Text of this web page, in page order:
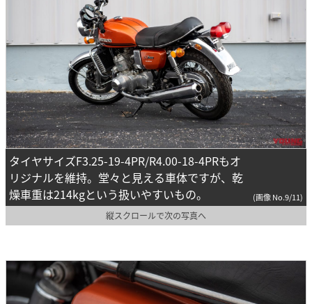
タイヤサイズF3.25-19-4PR/R4.00-18-4PRもオ
リジナルを維持。堂々と見える車体ですが、乾
燥車重は214kgという扱いやすいもの。
(画像 No.9/11)
縦スクロールで次の写真へ